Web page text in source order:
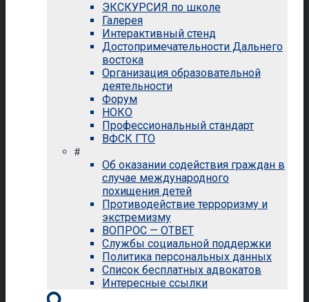
ЭКСКУРСИЯ по школе
Галерея
Интерактивный стенд
Достопримечательности Дальнего
востока
Организация образовательной
деятельности
Форум
НОКО
Профессиональный стандарт
ВФСК ГТО
#
Об оказании содействия граждан в
случае международного
похищения детей
Противодействие терроризму и
экстремизму
ВОПРОС — ОТВЕТ
Службы социальной поддержки
Политика персональных данных
Список бесплатных адвокатов
Интересные ссылки